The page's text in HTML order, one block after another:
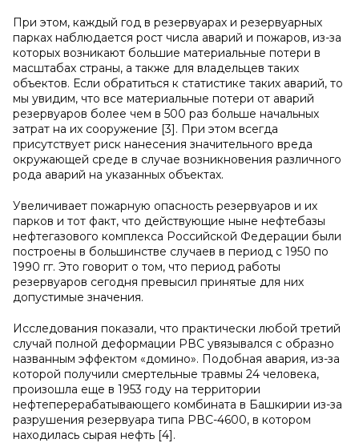
При этом, каждый год в резервуарах и резервуарных
парках наблюдается рост числа аварий и пожаров, из-за
которых возникают большие материальные потери в
масштабах страны, а также для владельцев таких
объектов. Если обратиться к статистике таких аварий, то
мы увидим, что все материальные потери от аварий
резервуаров более чем в 500 раз больше начальных
затрат на их сооружение [3]. При этом всегда
присутствует риск нанесения значительного вреда
окружающей среде в случае возникновения различного
рода аварий на указанных объектах.
Увеличивает пожарную опасность резервуаров и их
парков и тот факт, что действующие ныне нефтебазы
нефтегазового комплекса Российской Федерации были
построены в большинстве случаев в период с 1950 по
1990 гг. Это говорит о том, что период работы
резервуаров сегодня превысил принятые для них
допустимые значения.
Исследования показали, что практически любой третий
случай полной деформации РВС увязывался с образно
названным эффектом «домино». Подобная авария, из-за
которой получили смертельные травмы 24 человека,
произошла еще в 1953 году на территории
нефтеперерабатывающего комбината в Башкирии из-за
разрушения резервуара типа РВС-4600, в котором
находилась сырая нефть [4].